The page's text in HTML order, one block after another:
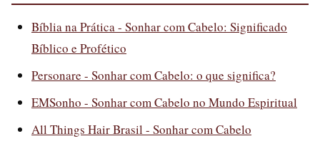
Bíblia na Prática - Sonhar com Cabelo: Significado
Bíblico e Profético
Personare - Sonhar com Cabelo: o que significa?
EMSonho - Sonhar com Cabelo no Mundo Espiritual
All Things Hair Brasil - Sonhar com Cabelo